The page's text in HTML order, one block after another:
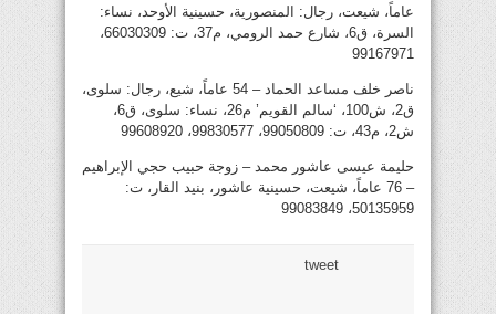
عاماً، شيعت، رجال: المنصورية، حسينية الأوحد، نساء:
السرة، ق6، شارع حمد الرومي، م37، ت: 66030309،
99167971
ناصر خلف مساعد الحماد – 54 عاماً، شيع، رجال: سلوى،
ق2، ش100، ‘سالم القويم’ م26، نساء: سلوى، ق6،
ش2، م43، ت: 99050809، 99830577، 99608920
حليمة عيسى عاشور محمد – زوجة حبيب حجي الإبراهيم
– 76 عاماً، شيعت، حسينية عاشور، بنيد القار، ت:
50135959، 99083849
tweet